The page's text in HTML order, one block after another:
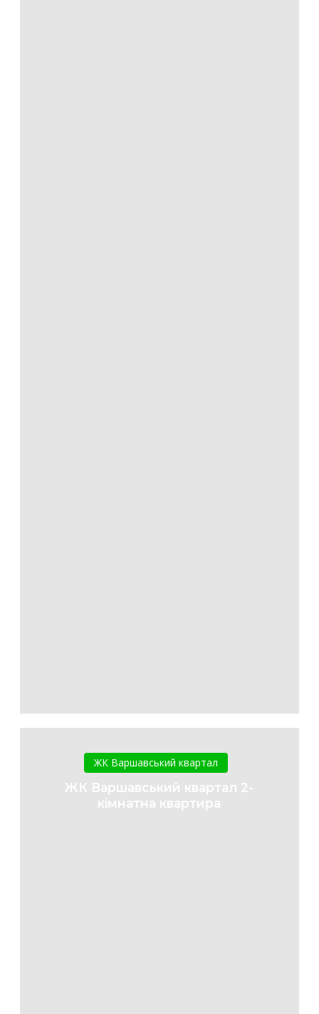
Варшавський
квартал
2-
кімнатна
ЖК Варшавський квартал
ЖК Варшавський квартал 2-
кімнатна квартира